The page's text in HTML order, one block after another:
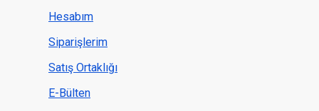
Hesabım
Siparişlerim
Satış Ortaklığı
E-Bülten